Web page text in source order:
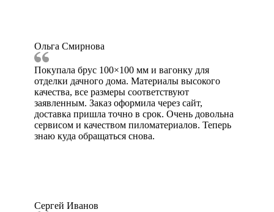
Ольга Смирнова
Покупала брус 100×100 мм и вагонку для
отделки дачного дома. Материалы высокого
качества, все размеры соответствуют
заявленным. Заказ оформила через сайт,
доставка пришла точно в срок. Очень довольна
сервисом и качеством пиломатериалов. Теперь
знаю куда обращаться снова.
Сергей Иванов